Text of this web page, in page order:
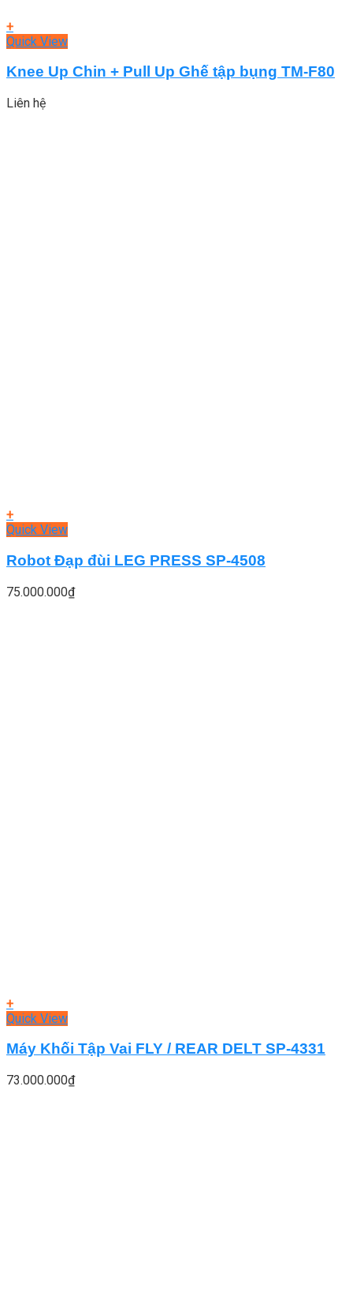
+
Quick View
Knee Up Chin + Pull Up Ghế tập bụng TM-F80
Liên hệ
+
Quick View
Robot Đạp đùi LEG PRESS SP-4508
75.000.000₫
+
Quick View
Máy Khối Tập Vai FLY / REAR DELT SP-4331
73.000.000₫